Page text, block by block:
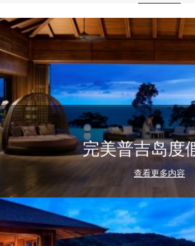
完美普吉岛度
查看更多内容